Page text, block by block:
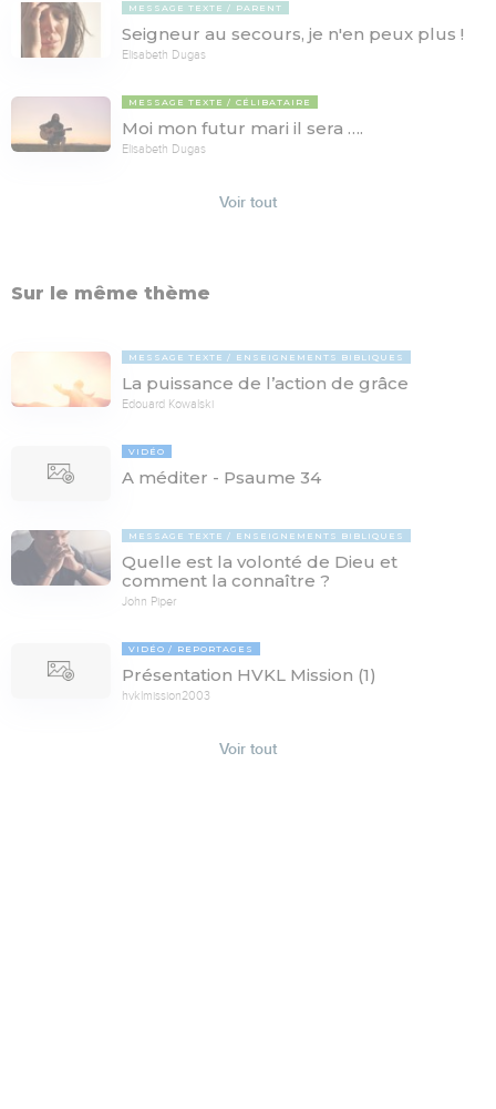
MESSAGE TEXTE PARENT
Seigneur au secours, je n'en peux plus !
Elisabeth Dugas
MESSAGE TEXTE CÉLIBATAIRE
Moi mon futur mari il sera ….
Elisabeth Dugas
Voir tout
Sur le même thème
MESSAGE TEXTE ENSEIGNEMENTS BIBLIQUES
La puissance de l’action de grâce
Edouard Kowalski
VIDÉO
A méditer - Psaume 34
MESSAGE TEXTE ENSEIGNEMENTS BIBLIQUES
Quelle est la volonté de Dieu et
comment la connaître ?
John Piper
VIDÉO REPORTAGES
Présentation HVKL Mission (1)
hvklmission2003
Voir tout